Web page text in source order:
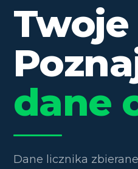
dane
Dane licznika